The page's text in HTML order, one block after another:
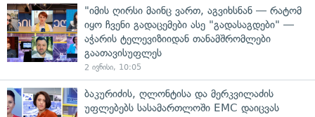
"იმის ღირსი მაინც ვართ, აგვიხსნან — რატომ
იყო ჩვენი გადაცემები ასე "გადასაგდები" —
აჭარის ტელევიზიიდან თანამშრომლები
გაათავისუფლეს
2 ივნისი, 10:05
ბაკურიძის, ღლონტისა და მერკვილაძის
უფლებებს სასამართლოში EMC დაიცვას